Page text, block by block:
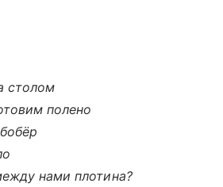
столом
полено
нами плотина?